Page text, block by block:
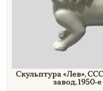
Скульптура «Лев»,
завод,1950-е